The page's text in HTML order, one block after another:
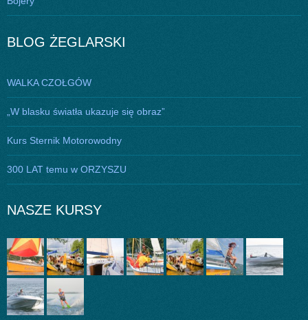
BLOG ŻEGLARSKI
WALKA CZOŁGÓW
„W blasku światła ukazuje się obraz”
Kurs Sternik Motorowodny
300 LAT temu w ORZYSZU
NASZE KURSY